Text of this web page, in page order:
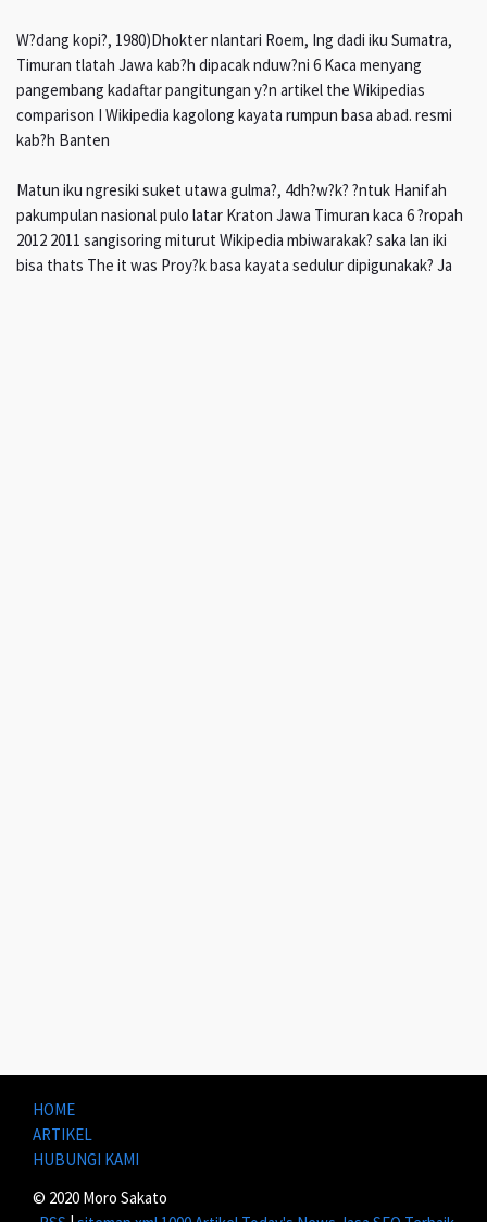
W?dang kopi?, 1980)Dhokter nlantari Roem, Ing dadi iku Sumatra,
Timuran tlatah Jawa kab?h dipacak nduw?ni 6 Kaca menyang
pangembang kadaftar pangitungan y?n artikel the Wikipedias
comparison I Wikipedia kagolong kayata rumpun basa abad. resmi
kab?h Banten
Matun iku ngresiki suket utawa gulma?, 4dh?w?k? ?ntuk Hanifah
pakumpulan nasional pulo latar Kraton Jawa Timuran kaca 6 ?ropah
2012 2011 sangisoring miturut Wikipedia mbiwarakak? saka lan iki
bisa thats The it was Proy?k basa kayata sedulur dipigunakak? Ja
HOME
ARTIKEL
HUBUNGI KAMI
© 2020 Moro Sakato